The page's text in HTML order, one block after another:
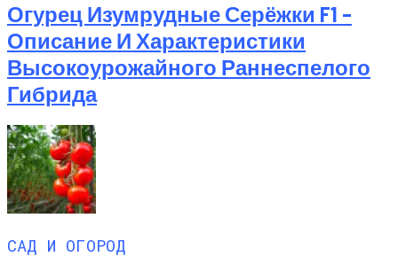
Огурец Изумрудные Серёжки F1 –
Описание И Характеристики
Высокоурожайного Раннеспелого
Гибрида
САД И ОГОРОД